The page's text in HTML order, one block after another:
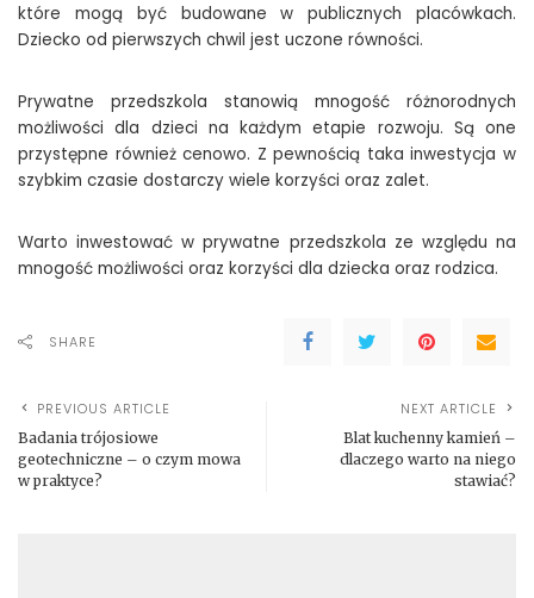
które mogą być budowane w publicznych placówkach.
Dziecko od pierwszych chwil jest uczone równości.
Prywatne przedszkola stanowią mnogość różnorodnych
możliwości dla dzieci na każdym etapie rozwoju. Są one
przystępne również cenowo. Z pewnością taka inwestycja w
szybkim czasie dostarczy wiele korzyści oraz zalet.
Warto inwestować w prywatne przedszkola ze względu na
mnogość możliwości oraz korzyści dla dziecka oraz rodzica.
SHARE
PREVIOUS ARTICLE
Badania trójosiowe
geotechniczne – o czym mowa
w praktyce?
NEXT ARTICLE
Blat kuchenny kamień –
dlaczego warto na niego
stawiać?